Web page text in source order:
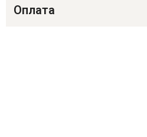
Оплата